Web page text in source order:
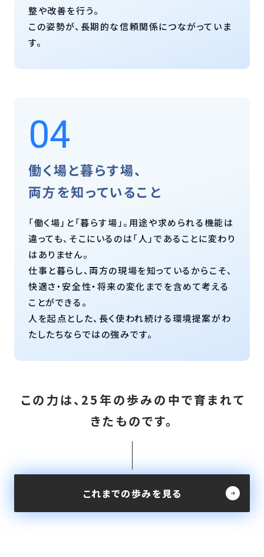
整や改善を行う。
この姿勢が、長期的な信頼関係につながっていま
す。
04
働く場と暮らす場、
両方を知っていること
「働く場」と「暮らす場」。用途や求められる機能は
違っても、そこにいるのは「人」であることに変わり
はありません。
仕事と暮らし、両方の現場を知っているからこそ、
快適さ・安全性・将来の変化までを含めて考える
ことができる。
人を起点とした、長く使われ続ける環境提案がわ
たしたちならではの強みです。
この力は、25年の歩みの中で育まれて
きたものです。
これまでの歩みを見る